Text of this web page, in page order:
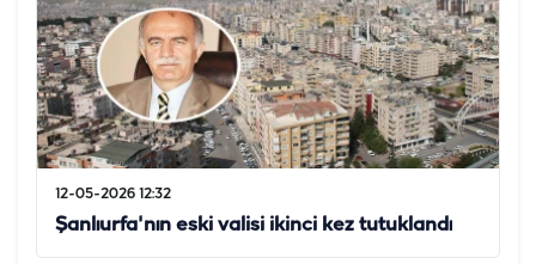
12-05-2026 12:32
Şanlıurfa'nın eski valisi ikinci kez tutuklandı